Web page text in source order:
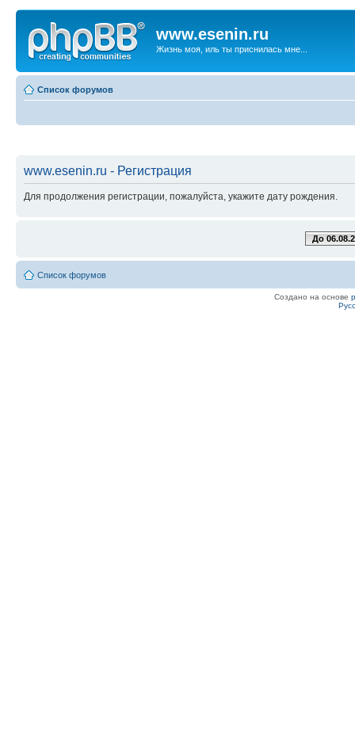
www.esenin.ru
Жизнь моя, иль ты приснилась мне...
Список форумов
www.esenin.ru - Регистрация
Для продолжения регистрации, пожалуйста, укажите дату рождения.
До
Список форумов
Создано на основе